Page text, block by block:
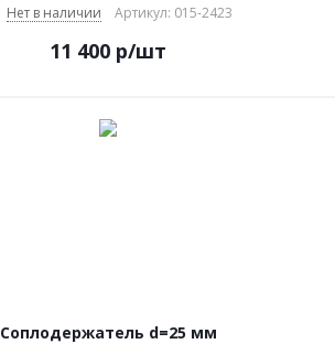
Нет в наличии Артикул: 015-2423
11 400 р/шт
Соплодержатель d=25 мм